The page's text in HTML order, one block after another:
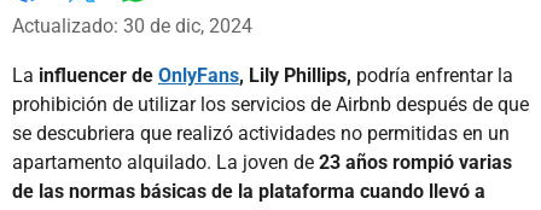
Facebook
X
Actualizado: 30 de dic, 2024
La influencer de OnlyFans, Lily Phillips, podría enfrentar la
prohibición de utilizar los servicios de Airbnb después de que
se descubriera que realizó actividades no permitidas en un
apartamento alquilado. La joven de 23 años rompió varias
de las normas básicas de la plataforma cuando llevó a